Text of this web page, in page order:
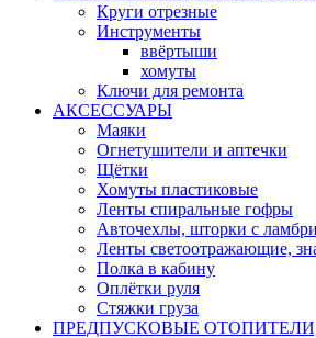
Круги отрезные
Инструменты
ввёртыши
хомуты
Ключи для ремонта
АКСЕССУАРЫ
Маяки
Огнетушители и аптечки
Щётки
Хомуты пластиковые
Ленты спиральные гофры
Авточехлы, шторки с
Ленты светоотражающие,
Полка в кабину
Оплётки руля
Cтяжки груза
ПРЕДПУСКОВЫЕ